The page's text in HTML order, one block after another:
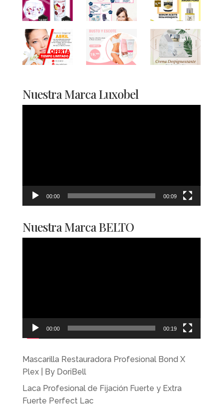
Nuestra Marca Luxobel
00:00 00:09
Nuestra Marca BELTO
00:00 00:19
Mascarilla Restauradora Profesional Bond X
Plex | By DoriBell
Laca Profesional de Fijación Fuerte y Extra
Fuerte Perfect Lac